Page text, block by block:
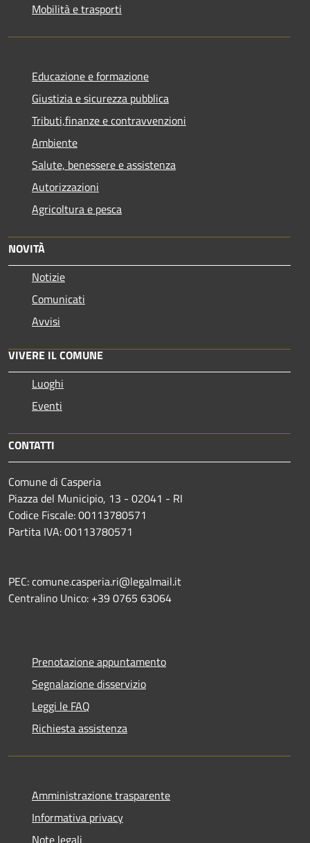
Mobilità e trasporti
Educazione e formazione
Giustizia e sicurezza pubblica
Tributi,finanze e contravvenzioni
Ambiente
Salute, benessere e assistenza
Autorizzazioni
Agricoltura e pesca
NOVITÀ
Notizie
Comunicati
Avvisi
VIVERE IL COMUNE
Luoghi
Eventi
CONTATTI
Comune di Casperia
Piazza del Municipio, 13 - 02041 - RI
Codice Fiscale: 00113780571
Partita IVA: 00113780571
PEC: comune.casperia.ri@legalmail.it
Centralino Unico: +39 0765 63064
Prenotazione appuntamento
Segnalazione disservizio
Leggi le FAQ
Richiesta assistenza
Amministrazione trasparente
Informativa privacy